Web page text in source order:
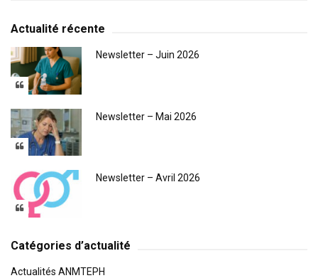
Actualité récente
Newsletter – Juin 2026
Newsletter – Mai 2026
Newsletter – Avril 2026
Catégories d’actualité
Actualités ANMTEPH